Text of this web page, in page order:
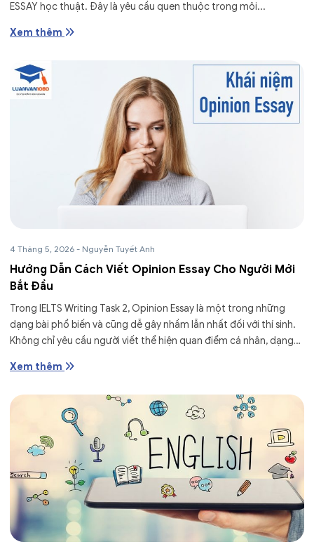
ESSAY học thuật. Đây là yêu cầu quen thuộc trong môi...
Xem thêm
4 Tháng 5, 2026 - Nguyễn Tuyết Anh
Hướng Dẫn Cách Viết Opinion Essay Cho Người Mới
Bắt Đầu
Trong IELTS Writing Task 2, Opinion Essay là một trong những
dạng bài phổ biến và cũng dễ gây nhầm lẫn nhất đối với thí sinh.
Không chỉ yêu cầu người viết thể hiện quan điểm cá nhân, dạng
Xem thêm